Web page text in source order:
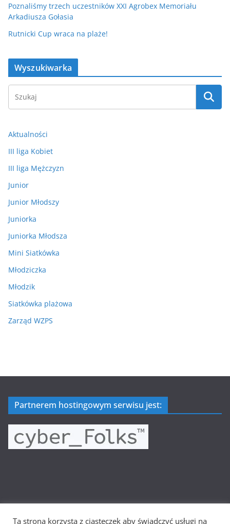
Poznaliśmy trzech uczestników XXI Agrobex Memoriału
Arkadiusza Gołasia
Rutnicki Cup wraca na plaże!
Wyszukiwarka
Aktualności
III liga Kobiet
III liga Mężczyzn
Junior
Junior Młodszy
Juniorka
Juniorka Młodsza
Mini Siatkówka
Młodziczka
Młodzik
Siatkówka plażowa
Zarząd WZPS
Partnerem hostingowym serwisu jest:
Ta strona korzysta z ciasteczek aby świadczyć usługi na